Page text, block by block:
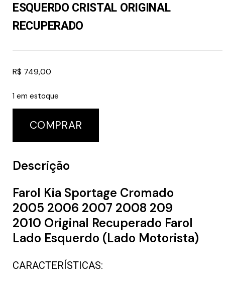
ESQUERDO CRISTAL ORIGINAL
RECUPERADO
R$ 749,00
1 em estoque
COMPRAR
Descrição
Farol Kia Sportage Cromado
2005 2006 2007 2008 209
2010 Original Recuperado Farol
Lado Esquerdo (Lado Motorista)
CARACTERÍSTICAS: